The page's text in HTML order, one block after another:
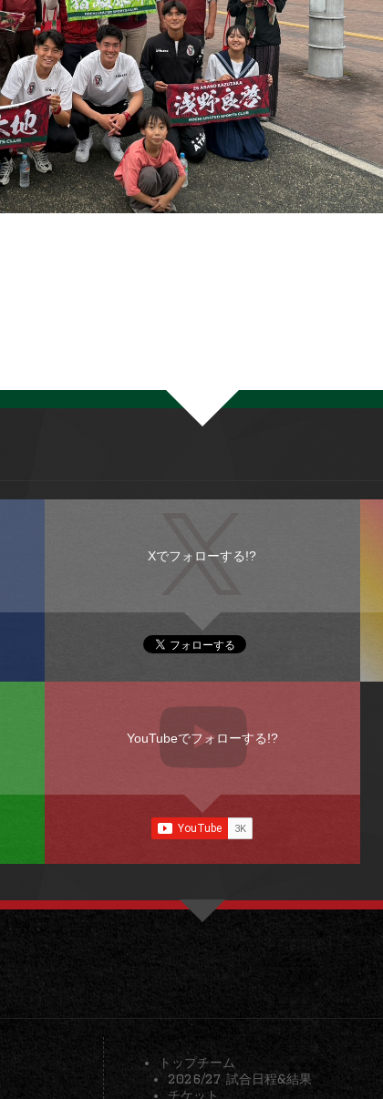
Xでフォローする!?
YouTubeでフォローする!?
トップチーム
2026/27 試合日程&結果
チケット